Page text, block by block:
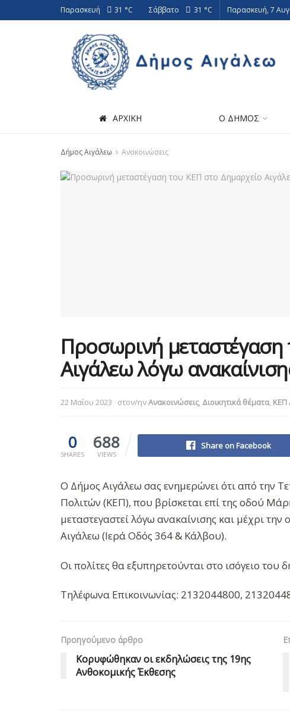
Παρασκευή 31 °C Σάββατο 31 °C Παρασκευή, 7
ΑΡΧΙΚΗ Ο ΔΗΜΟΣ
Δήμος Αιγάλεω Ανακοινώσεις
Προσωρινή
Αιγάλεω λόγω
22 Μαΐου 2023 στον/ηνΑνακοινώσεις, Διοικητικά θέματα, ΚΕΠ
0
SHARES
688
VIEWS
Share on Facebook
Ο Δήμος Αιγάλεω σας ενημερώνει ότι από την
Πολιτών (ΚΕΠ), που βρίσκεται επί της οδού
μεταστεγαστεί λόγω ανακαίνισης και μέχρι
Αιγάλεω (Ιερά Οδός 364 & Κάλβου).
Οι πολίτες θα εξυπηρετούνται στο ισόγειο του
Τηλέφωνα Επικοινωνίας: 2132044800,
Προηγούμενο άρθρο
Κορυφώθηκαν οι εκδηλώσεις της 19ης
Ανθοκομικής Έκθεσης